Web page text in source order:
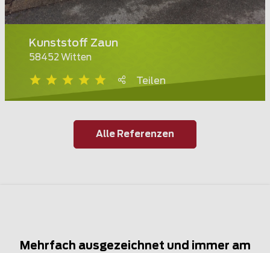
Kunststoff Zaun
58452 Witten
Teilen
Alle Referenzen
Mehrfach ausgezeichnet und immer am